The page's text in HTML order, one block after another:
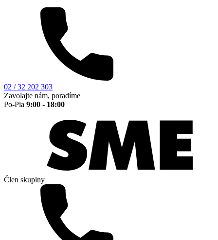
02 / 32 202 303
Zavolajte nám, poradíme
Po-Pia 9:00 - 18:00
Člen skupiny